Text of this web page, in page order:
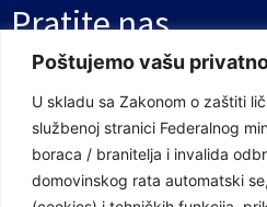
Poštujemo vašu
U skladu sa Zakonom o zaštiti
službenoj stranici Federalnog
boraca / branitelja i invalida
domovinskog rata automatski
Pratite nas
Facebook Stranica
Youtube Kanal
Linkovi